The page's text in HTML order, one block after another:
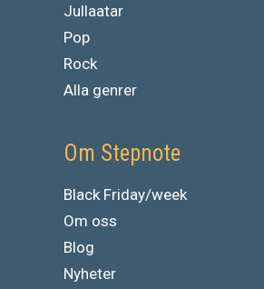
Jullaatar
Pop
Rock
Alla genrer
Om Stepnote
Black Friday/week
Om oss
Blog
Nyheter